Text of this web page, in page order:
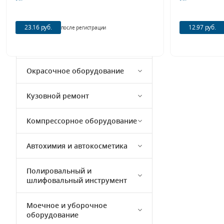
Наконечники для
Счетчики контроля и учета
Окрасочное оборудование
Кузовной ремонт
Компрессорное оборудование
Автохимия и автокосметика
Полировальный и
шлифовальный инструмент
Моечное и уборочное
оборудование
23.16 руб. после регистрации 12.97 руб.